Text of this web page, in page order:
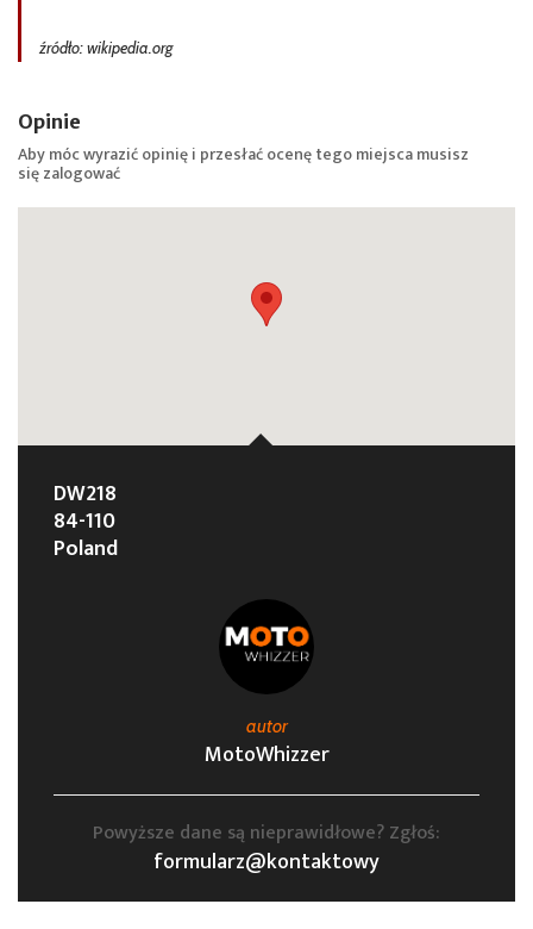
źródło: wikipedia.org
Opinie
Aby móc wyrazić opinię i przesłać ocenę tego miejsca musisz
sięzalogować
DW218
84-110
Poland
autor
MotoWhizzer
Powyższe dane są nieprawidłowe? Zgłoś:
formularz@kontaktowy